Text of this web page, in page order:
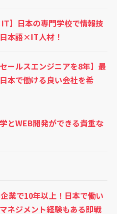
日本の専門学校で情報技
本語×IT人材！
ルスエンジニアを8年】最
本で働ける良い会社を希
WEB開発ができる貴重な
業で10年以上！日本で働い
ネジメント経験もある即戦